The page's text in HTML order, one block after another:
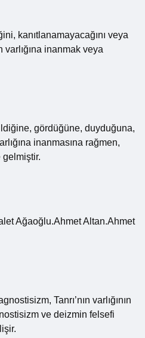
kanıtlanamayacağını veya
varlığına inanmak veya
gördüğüne, duyduğuna,
inanmasına rağmen,
gelmiştir.
Ağaoğlu.Ahmet Altan.Ahmet
Tanrı’nın varlığının
ve deizmin felsefi